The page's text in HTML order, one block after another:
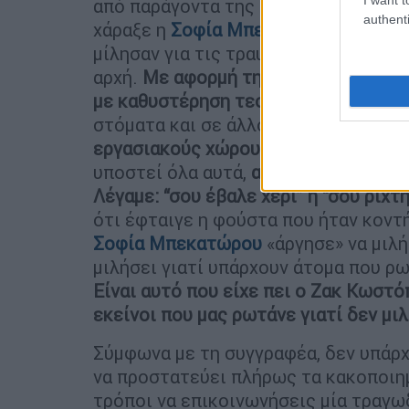
από παράγοντα της ιστιοπλοϊκής
χάραξε η Σοφία Μπεκατώρου
μίλησαν για τις τραυματικές
αρχή. Με αφορμή τη Σοφία
με καθυστέρηση τεσσάρων με πέντε
στόματα και σε άλλους χώρους.
εργασιακούς χώρους.
Και εμείς
υποστεί όλα αυτά, απλά εμείς τότε
Λέγαμε: “σου έβαλε χέρι” ή “σου
ότι έφταιγε η φούστα που ήταν
Σοφία Μπεκατώρου «άργησε» να
μιλήσει γιατί υπάρχουν άτομα που
Είναι αυτό που είχε πει ο Ζακ
εκείνοι που μας ρωτάνε γιατί δεν
Σύμφωνα με τη συγγραφέα, δεν
να προστατεύει πλήρως τα
τρόποι να επικοινωνήσεις μία